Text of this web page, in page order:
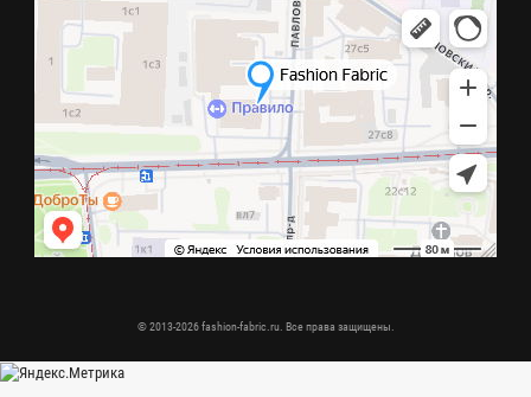
© 2013-2026 fashion-fabric.ru. Все права защищены.